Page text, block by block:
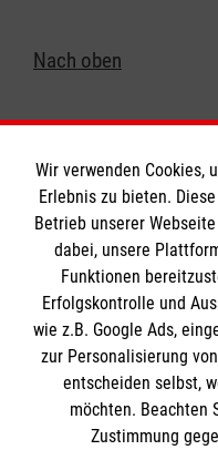
Nach oben
Informationen
Impressum
Datenschutz
Barrierefreiheit
Kontakt
Die Malteser
Malteser in
Wir verwenden Cookies,
Erlebnis zu bieten.
Betrieb unserer
dabei, unsere
Funktionen
Erfolgskontrolle und
wie z.B. Google Ads,
zur Personalisierung
entscheiden selbst,
möchten. Beachten
Zustimmung